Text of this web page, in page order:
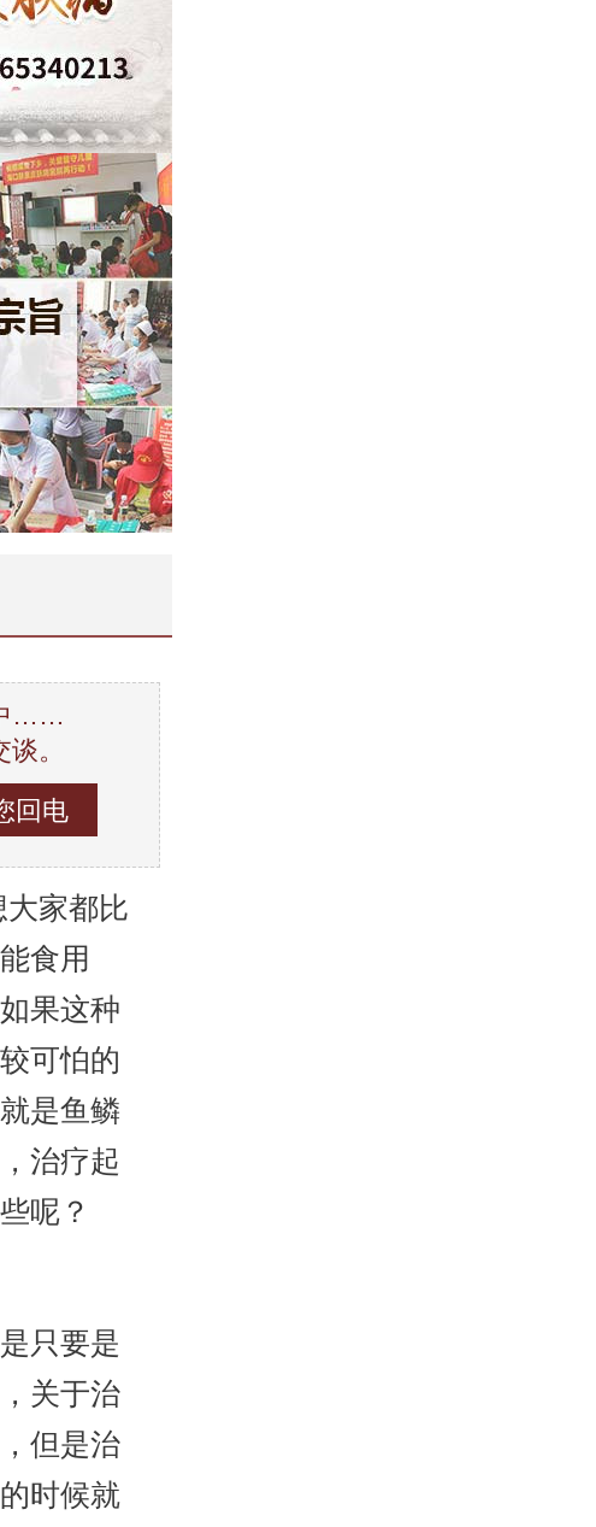
……
。
家都比
食用
果这种
可怕的
是鱼鳞
治疗起
呢？
只要是
关于治
但是治
时候就